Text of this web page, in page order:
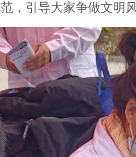
引导大家争做文明